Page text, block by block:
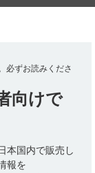
Information
必ずお読みくださ
向けで
本国内で販売し
報を